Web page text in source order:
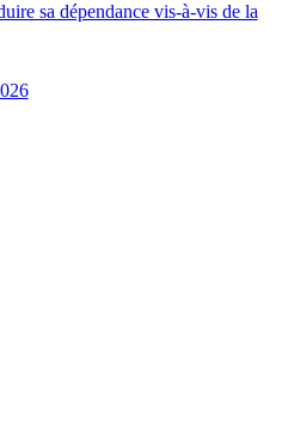
sa dépendance vis-à-vis de la